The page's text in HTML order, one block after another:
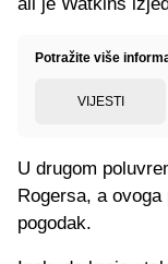
Potražite više
VIJESTI
U drugom
Rogersa, a
pogodak.